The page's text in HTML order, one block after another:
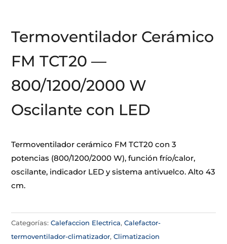
Termoventilador Cerámico
FM TCT20 —
800/1200/2000 W
Oscilante con LED
Termoventilador cerámico FM TCT20 con 3
potencias (800/1200/2000 W), función frío/calor,
oscilante, indicador LED y sistema antivuelco. Alto 43
cm.
Categorías:Calefaccion Electrica,Calefactor-
termoventilador-climatizador,Climatizacion